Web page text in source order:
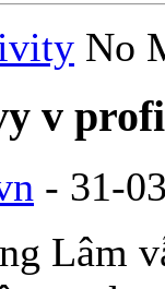
No
v
- 31-
Lâm